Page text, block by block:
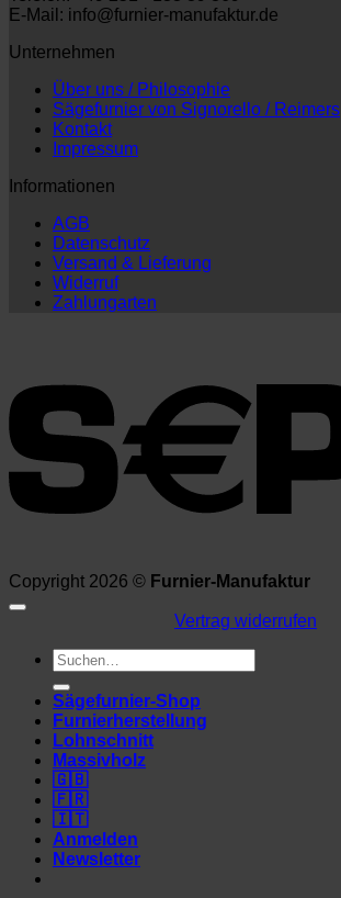
E-Mail: info@furnier-manufaktur.de
Unternehmen
Über uns / Philosophie
Sägefurnier von Signorello / Reimers
Kontakt
Impressum
Informationen
AGB
Datenschutz
Versand & Lieferung
Widerruf
Zahlungarten
Copyright 2026 © Furnier-Manufaktur
Vertrag widerrufen
Suchen
nach:
Sägefurnier-Shop
Furnierherstellung
Lohnschnitt
Massivholz
🇬🇧
🇫🇷
🇮🇹
Anmelden
Newsletter